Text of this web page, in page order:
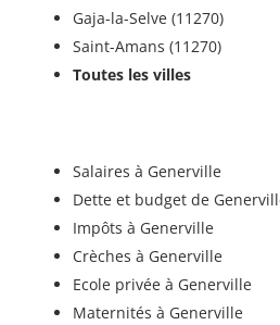
Gaja-la-Selve (11270)
Saint-Amans (11270)
Toutes les villes
Salaires à Generville
Dette et budget de
Impôts à Generville
Crèches à Generville
Ecole privée à Generville
Maternités à Generville